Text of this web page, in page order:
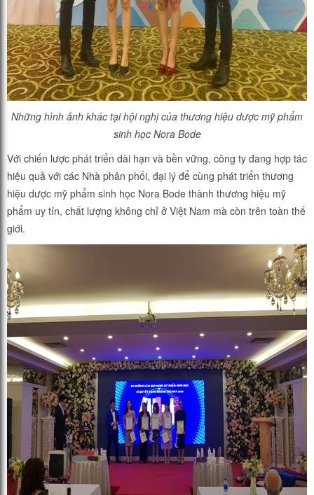
Những hình ảnh khác tại hội nghị của thương hiệu dược mỹ phẩm
sinh học Nora Bode
Với chiến lược phát triển dài hạn và bền vững, công ty đang hợp tác
hiệu quả với các Nhà phân phối, đại lý để cùng phát triển thương
hiệu dược mỹ phẩm sinh học Nora Bode thành thương hiệu mỹ
phẩm uy tín, chất lượng không chỉ ở Việt Nam mà còn trên toàn thế
giới.